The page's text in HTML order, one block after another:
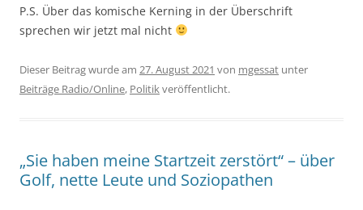
P.S. Über das komische Kerning in der Überschrift
sprechen wir jetzt mal nicht
Dieser Beitrag wurde am 27. August 2021 von mgessat unter
Beiträge Radio/Online, Politikveröffentlicht.
„Sie haben meine Startzeit zerstört“ – über
Golf, nette Leute und Soziopathen